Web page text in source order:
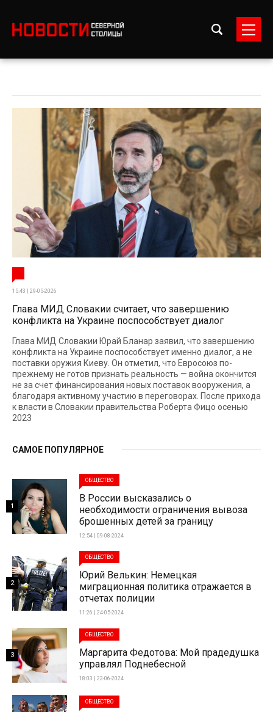
15:43 | 29-05-2026
Глава МИД Словакии считает, что завершению
конфликта на Украине поспособствует диалог
Глава МИД Словакии Юрай Бланар заявил, что завершению
конфликта на Украине поспособствует именно диалог, а не
поставки оружия Киеву. Он отметил, что Евросоюз по-
прежнему не готов признать реальность — война окончится
не за счет финансирования новых поставок вооружения, а
благодаря активному участию в переговорах. После прихода
к власти в Словакии правительства Роберта Фицо осенью
2023
САМОЕ ПОПУЛЯРНОЕ
ОБЩЕСТВО
В России высказались о
необходимости ограничения вывоза
брошенных детей за границу
12:54 | 09-08-2024
1
ОБЩЕСТВО
Юрий Велькин: Немецкая
миграционная политика отражается в
отчетах полиции
11:26 | 24-05-2024
2
ОБЩЕСТВО
Маргарита Федотова: Мой прадедушка
управлял Поднебесной
18:03 | 23-06-2024
3
ОБЩЕСТВО